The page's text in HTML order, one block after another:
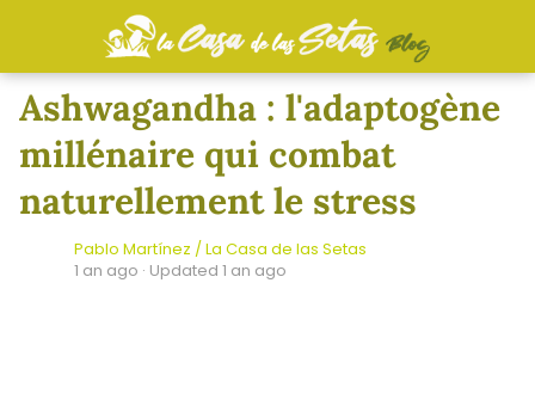
Ashwagandha : l'adaptogène
millénaire qui combat
naturellement le stress
Pablo Martínez / La Casa de las Setas
1 an ago · Updated 1 an ago